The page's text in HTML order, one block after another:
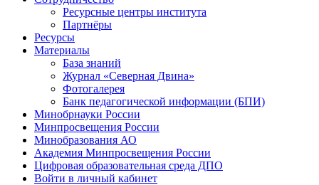
Ресурсные центры института
Партнёры
Ресурсы
Материалы
База знаний
Журнал «Северная Двина»
Фотогалерея
Банк педагогической информации (БПИ)
Минобрнауки России
Минпросвещения России
Минобразования АО
Академия Минпросвещения России
Цифровая образовательная среда ДПО
Войти в личный кабинет